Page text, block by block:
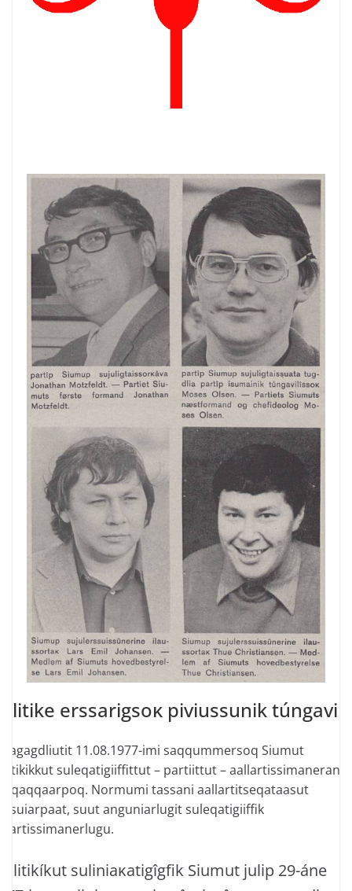
erssarigsoĸ piviussunik
11.08.1977-imi saqqummersoq Siumut
suleqatigiiffittut – partiittut – aallartissimaneranik
Normumi tassani aallartitseqataasut
suut anguniarlugit suleqatigiiffik
suliniaĸatigîgfik Siumut julip 29-áne